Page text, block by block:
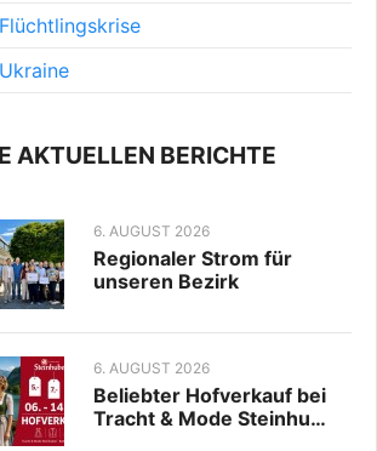
Flüchtlingskrise
Ukraine
AKTUELLEN BERICHTE
6. AUGUST 2026
Regionaler Strom für
unseren Bezirk
6. AUGUST 2026
Beliebter Hofverkauf bei
Tracht & Mode Steinhu…